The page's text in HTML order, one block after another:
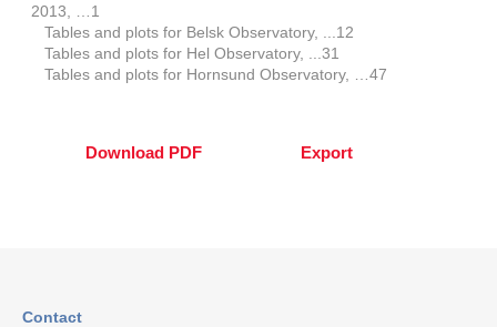
2013, …1
Tables and plots for Belsk Observatory, ...12
Tables and plots for Hel Observatory, ...31
Tables and plots for Hornsund Observatory, …47
Download PDF Export
Contact